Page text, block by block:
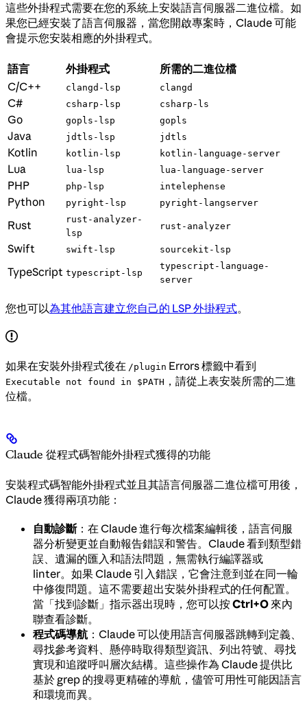
這些外掛程式需要在您的系統上安裝語言伺服器二進位檔。如
果您已經安裝了語言伺服器，當您開啟專案時，Claude 可能
會提示您安裝相應的外掛程式。
語言 外掛程式
所需的二進位檔
C/C++
clangd-lsp clangd
C# csharp-lsp csharp-ls
Go gopls-lsp gopls
Java jdtls-lsp jdtls
Kotlin kotlin-lsp kotlin-language-server
Lua lua-lsp lua-language-server
PHP php-lsp intelephense
Python pyright-lsp pyright-langserver
Rust
rust-analyzer-
lsp
rust-analyzer
Swift swift-lsp sourcekit-lsp
TypeScript typescript-lsp
typescript-language-
server
您也可以為其他語言建立您自己的 LSP 外掛程式。
如果在安裝外掛程式後在 /plugin Errors 標籤中看到
Executable not found in $PATH ，請從上表安裝所需的二進
位檔。
Claude 從程式碼智能外掛程式獲得的功能
安裝程式碼智能外掛程式並且其語言伺服器二進位檔可用後，
Claude 獲得兩項功能：
自動診斷：在 Claude 進行每次檔案編輯後，語言伺服
器分析變更並自動報告錯誤和警告。Claude 看到類型錯
誤、遺漏的匯入和語法問題，無需執行編譯器或
linter。如果 Claude 引入錯誤，它會注意到並在同一輪
中修復問題。這不需要超出安裝外掛程式的任何配置。
當「找到診斷」指示器出現時，您可以按Ctrl+O 來內
聯查看診斷。
程式碼導航 ：Claude 可以使用語言伺服器跳轉到定義、
尋找參考資料、懸停時取得類型資訊、列出符號、尋找
實現和追蹤呼叫層次結構。這些操作為 Claude 提供比
基於 grep 的搜尋更精確的導航，儘管可用性可能因語言
和環境而異。